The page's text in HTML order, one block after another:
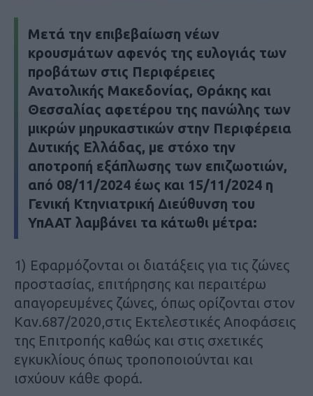
Μετά την επιβεβαίωση νέων
κρουσμάτων αφενός της ευλογιάς των
προβάτων στις Περιφέρειες
Ανατολικής Μακεδονίας, Θράκης και
Θεσσαλίας αφετέρου της πανώλης των
μικρών μηρυκαστικών στην Περιφέρεια
Δυτικής Ελλάδας, με στόχο την
αποτροπή εξάπλωσης των επιζωοτιών,
από 08/11/2024 έως και 15/11/2024 η
Γενική Κτηνιατρική Διεύθυνση του
ΥπΑΑΤ λαμβάνει τα κάτωθι μέτρα:
1) Εφαρμόζονται οι διατάξεις για τις ζώνες
προστασίας, επιτήρησης και περαιτέρω
απαγορευμένες ζώνες, όπως ορίζονται στον
Καν.687/2020,στις Εκτελεστικές Αποφάσεις
της Επιτροπής καθώς και στις σχετικές
εγκυκλίους όπως τροποποιούνται και
ισχύουν κάθε φορά.